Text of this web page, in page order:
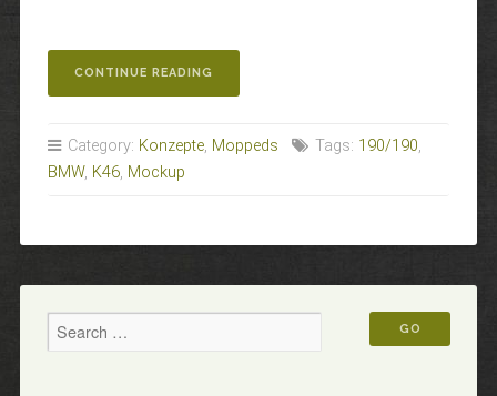
CONTINUE READING
AUSSEHEN
Category: Konzepte, Moppeds Tags: 190/190,
BMW, K46, Mockup